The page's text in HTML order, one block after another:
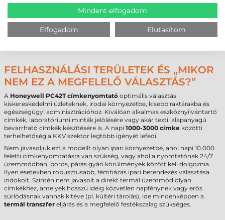
Technológia
termál transzfer
203 dpi
Max. tekercsátmérő
127 mm
Cséveméret
25 mm / 40 mm
Interfész
USB
FELHASZNÁLÁSI TERÜLETEK ÉS „MIKOR
NEM EZ A MEGFELELŐ VÁLASZTÁS?”
A Honeywell PC42T címkenyomtató optimális választás
kiskereskedelmi üzleteknek, irodai környezetbe, kisebb raktárakba és
egészségügyi adminisztrációhoz. Kiválóan alkalmas eszköznyilvántartó
címkék, laboratóriumi minták jelölésére vagy akár textil alapanyagú
bevarrható címkék készítésére is. A napi 1000-3000 címke közötti
terhelhetőség a KKV szektor legtöbb igényét lefedi.
Nem javasoljuk ezt a modellt olyan ipari környezetbe, ahol napi 10.000
feletti címkenyomtatásra van szükség, vagy ahol a nyomtatónak 24/7
üzemmódban, poros, párás gyári körülmények között kell dolgoznia.
Ilyen esetekben robusztusabb, fémházas ipari berendezés választása
indokolt. Szintén nem javasolt a direkt termál üzemmód olyan
címkékhez, amelyek hosszú ideig közvetlen napfénynek vagy erős
súrlódásnak vannak kitéve (pl. kültéri tárolás), ide mindenképpen a
termál transzfer eljárás és a megfelelő festékszalag szükséges.
Mindent elfogadom
Elfogadom Elutasítom